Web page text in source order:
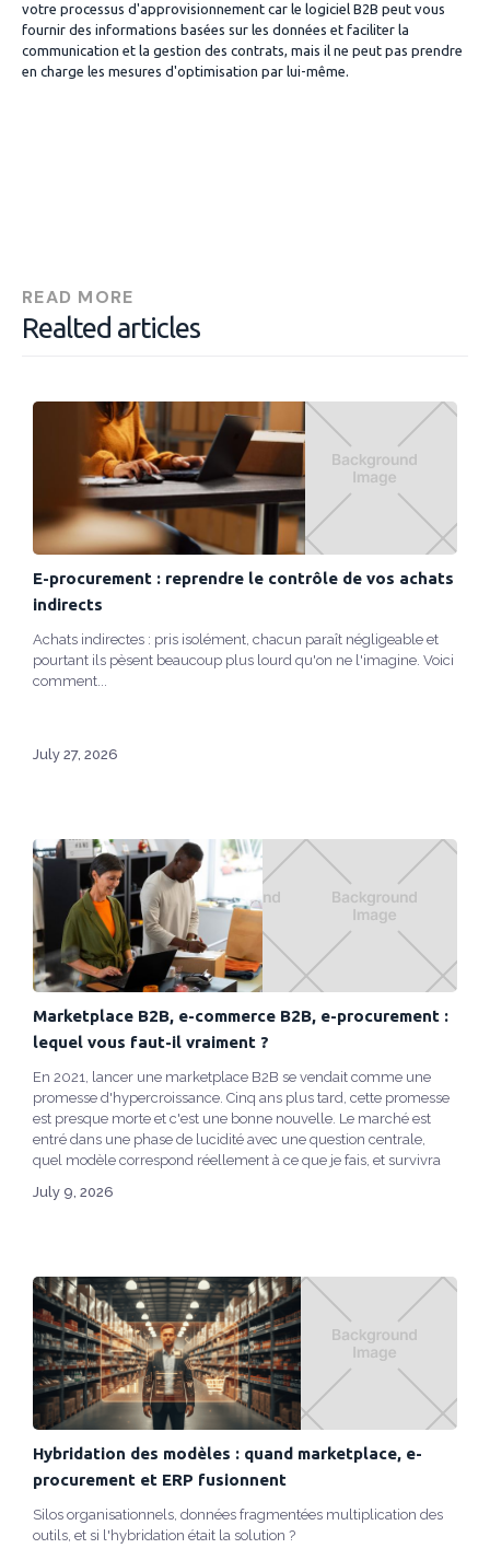
votre processus d'approvisionnement car le logiciel B2B peut vous
fournir des informations basées sur les données et faciliter la
communication et la gestion des contrats, mais il ne peut pas prendre
en charge les mesures d'optimisation par lui-même.
READ MORE
Realted articles
E-procurement : reprendre le contrôle de vos achats
indirects
Achats indirectes : pris isolément, chacun paraît négligeable et
pourtant ils pèsent beaucoup plus lourd qu'on ne l'imagine. Voici
comment...
July 27, 2026
Marketplace B2B, e-commerce B2B, e-procurement :
lequel vous faut-il vraiment ?
En 2021, lancer une marketplace B2B se vendait comme une
promesse d'hypercroissance. Cinq ans plus tard, cette promesse
est presque morte et c'est une bonne nouvelle. Le marché est
entré dans une phase de lucidité avec une question centrale,
quel modèle correspond réellement à ce que je fais, et survivra
July 9, 2026
Hybridation des modèles : quand marketplace, e-
procurement et ERP fusionnent
Silos organisationnels, données fragmentées multiplication des
outils, et si l'hybridation était la solution ?